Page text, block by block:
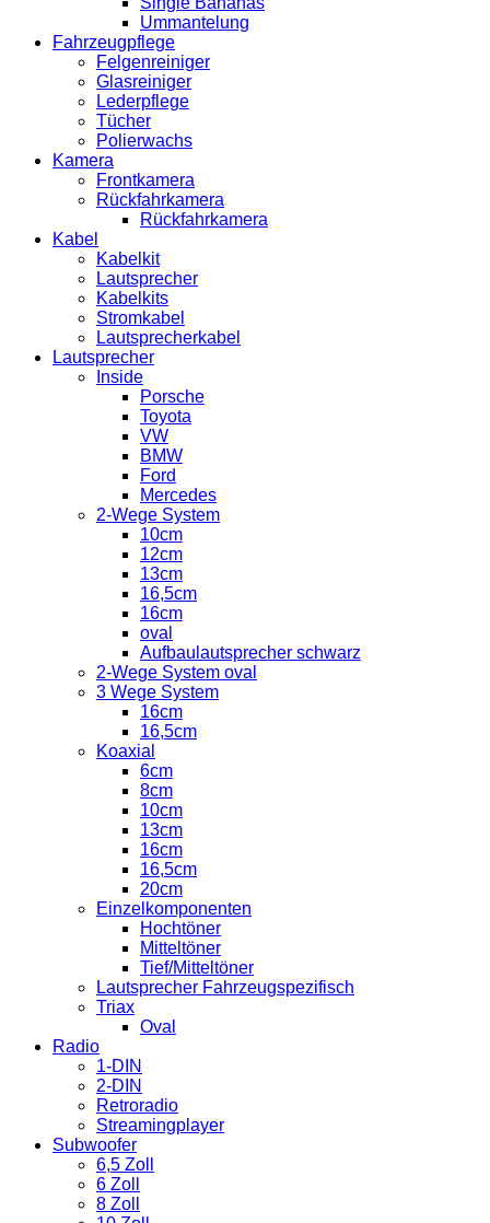
Ummantelung
Fahrzeugpflege
Felgenreiniger
Glasreiniger
Lederpflege
Tücher
Polierwachs
Kamera
Frontkamera
Rückfahrkamera
Rückfahrkamera
Kabel
Kabelkit
Lautsprecher
Kabelkits
Stromkabel
Lautsprecherkabel
Lautsprecher
Inside
Porsche
Toyota
VW
BMW
Ford
Mercedes
2-Wege System
10cm
12cm
13cm
16,5cm
16cm
oval
Aufbaulautsprecher schwarz
2-Wege System oval
3 Wege System
16cm
16,5cm
Koaxial
6cm
8cm
10cm
13cm
16cm
16,5cm
20cm
Einzelkomponenten
Hochtöner
Mitteltöner
Tief/Mitteltöner
Lautsprecher Fahrzeugspezifisch
Triax
Oval
Radio
1-DIN
2-DIN
Retroradio
Streamingplayer
Subwoofer
6,5 Zoll
6 Zoll
8 Zoll